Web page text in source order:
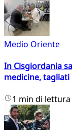
Medio Oriente
In Cisgiordania
medicine, tagliati
1 min di lettura